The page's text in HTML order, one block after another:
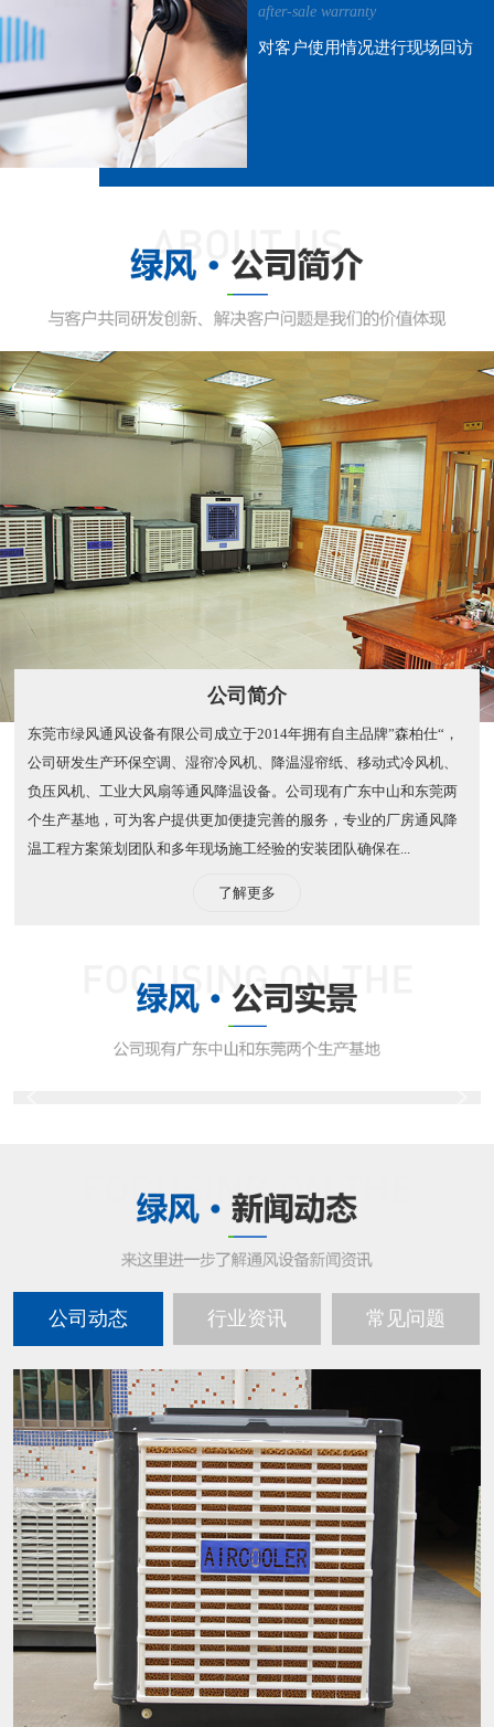
after-sale warranty
对客户使用情况进行现场回访
公司简介
东莞市绿风通风设备有限公司成立于2014年拥有自主品牌”森柏仕“，
公司研发生产环保空调、湿帘冷风机、降温湿帘纸、移动式冷风机、
负压风机、工业大风扇等通风降温设备。公司现有广东中山和东莞两
个生产基地，可为客户提供更加便捷完善的服务，专业的厂房通风降
温工程方案策划团队和多年现场施工经验的安装团队确保在...
了解更多
公司动态 行业资讯 常见问题